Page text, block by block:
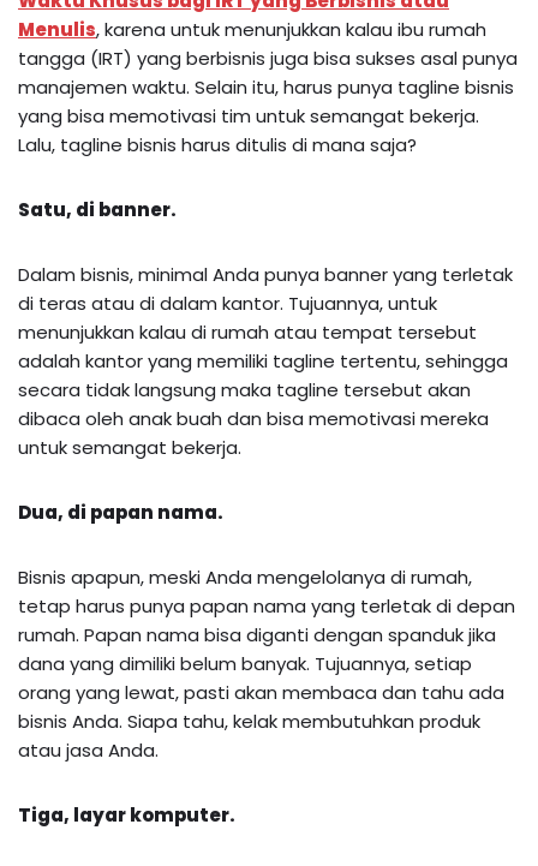
Menulis, karena untuk menunjukkan kalau ibu rumah
tangga (IRT) yang berbisnis juga bisa sukses asal punya
manajemen waktu. Selain itu, harus punya tagline bisnis
yang bisa memotivasi tim untuk semangat bekerja.
Lalu, tagline bisnis harus ditulis di mana saja?
Satu, di banner.
Dalam bisnis, minimal Anda punya banner yang terletak
di teras atau di dalam kantor. Tujuannya, untuk
menunjukkan kalau di rumah atau tempat tersebut
adalah kantor yang memiliki tagline tertentu, sehingga
secara tidak langsung maka tagline tersebut akan
dibaca oleh anak buah dan bisa memotivasi mereka
untuk semangat bekerja.
Dua, di papan nama.
Bisnis apapun, meski Anda mengelolanya di rumah,
tetap harus punya papan nama yang terletak di depan
rumah. Papan nama bisa diganti dengan spanduk jika
dana yang dimiliki belum banyak. Tujuannya, setiap
orang yang lewat, pasti akan membaca dan tahu ada
bisnis Anda. Siapa tahu, kelak membutuhkan produk
atau jasa Anda.
Tiga, layar komputer.